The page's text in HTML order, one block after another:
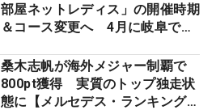
部屋ネットレディス」の開催時期
＆コース変更へ 4月に岐阜で開
桑木志帆が海外メジャー制覇で
800pt獲得 実質のトップ独走状
態に【メルセデス・ランキング番